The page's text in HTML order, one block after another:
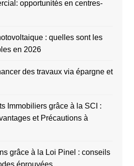
opportunités en centres-
: quelles sont les
en 2026
des travaux via épargne et
Immobiliers grâce à la SCI :
et Précautions à
grâce à la Loi Pinel : conseils